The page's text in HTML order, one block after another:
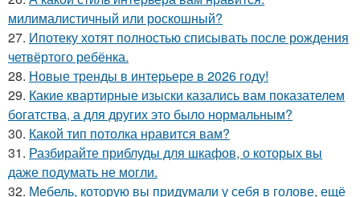
милималистичный или роскошный?
27. Ипотеку хотят полностью списывать после рождения
четвёртого ребёнка.
28. Новые тренды в интерьере в 2026 году!
29. Какие квартирные изыски казались вам показателем
богатства, а для других это было нормальным?
30. Какой тип потолка нравится вам?
31. Разбирайте приблуды для шкафов, о которых вы
даже подумать не могли.
32. Мебель, которую вы придумали у себя в голове, ещё